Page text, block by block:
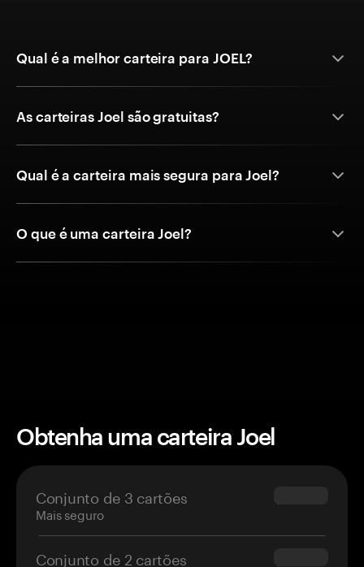
Qual é a melhor carteira para JOEL?
As carteiras Joel são gratuitas?
Qual é a carteira mais segura para Joel?
O que é uma carteira Joel?
Obtenha uma carteira Joel
Conjunto de 3 cartões
Mais seguro
$69.90
Conjunto de 2 cartões $54.90